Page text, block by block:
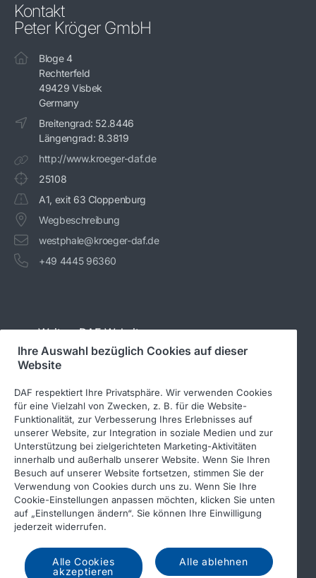
Kontakt
Peter Kröger GmbH
Bloge 4
Rechterfeld
49429 Visbek
Germany
Breitengrad: 52.8446
Längengrad: 8.3819
http://www.kroeger-daf.de
25108
A1, exit 63 Cloppenburg
Wegbeschreibung
westphale@kroeger-daf.de
+49 4445 96360
Weitere DAF-Websites
PACCAR Power Solutions
DAF-Aufbauherstellerinformationen
DAF-Gebrauchtfahrzeuge
DAF Merchandising store
DAF Teile Webshop
Ihre Auswahl bezüglich Cookies auf dieser
Website
DAF respektiert Ihre Privatsphäre. Wir verwenden Cookies
für eine Vielzahl von Zwecken, z. B. für die Website-
Funktionalität, zur Verbesserung Ihres Erlebnisses auf
unserer Website, zur Integration in soziale Medien und zur
Unterstützung bei zielgerichteten Marketing-Aktivitäten
innerhalb und außerhalb unserer Website. Wenn Sie Ihren
Besuch auf unserer Website fortsetzen, stimmen Sie der
Verwendung von Cookies durch uns zu. Wenn Sie Ihre
Cookie-Einstellungen anpassen möchten, klicken Sie unten
auf „Einstellungen ändern“. Sie können Ihre Einwilligung
jederzeit widerrufen.
Alle Cookies
akzeptieren
Alle ablehnen